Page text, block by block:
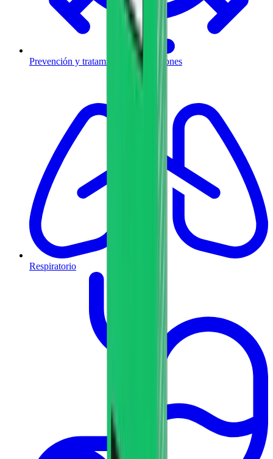
Prevención y tratamiento de infecciones
Respiratorio